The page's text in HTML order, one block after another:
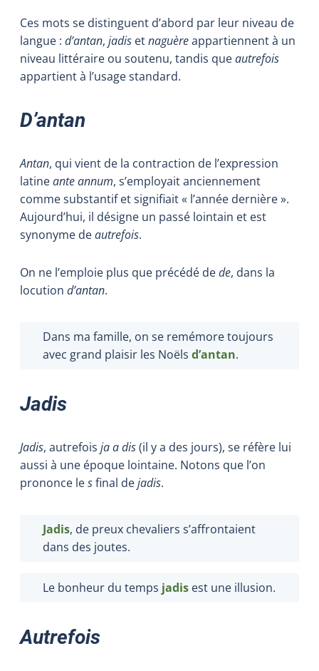
Ces mots se distinguent d’abord par leur niveau de
langue : d’antan, jadis etnaguèreappartiennent à un
niveau littéraire ou soutenu, tandis queautrefois
appartient à l’usage standard.
D’antan
Antan, qui vient de la contraction de l’expression
latineante annum, s’employait anciennement
comme substantif et signifiait « l’année dernière ».
Aujourd’hui, il désigne un passé lointain et est
synonyme deautrefois.
On ne l’emploie plus que précédé dede, dans la
locution d’antan.
Dans ma famille, on se remémore toujours
avec grand plaisir les Noëls d’antan.
Jadis
Jadis, autrefois ja a dis(il y a des jours), se réfère lui
aussi à une époque lointaine. Notons que l’on
prononce lesfinal dejadis.
Jadis, de preux chevaliers s’affrontaient
dans des joutes.
Le bonheur du temps jadis est une illusion.
Autrefois